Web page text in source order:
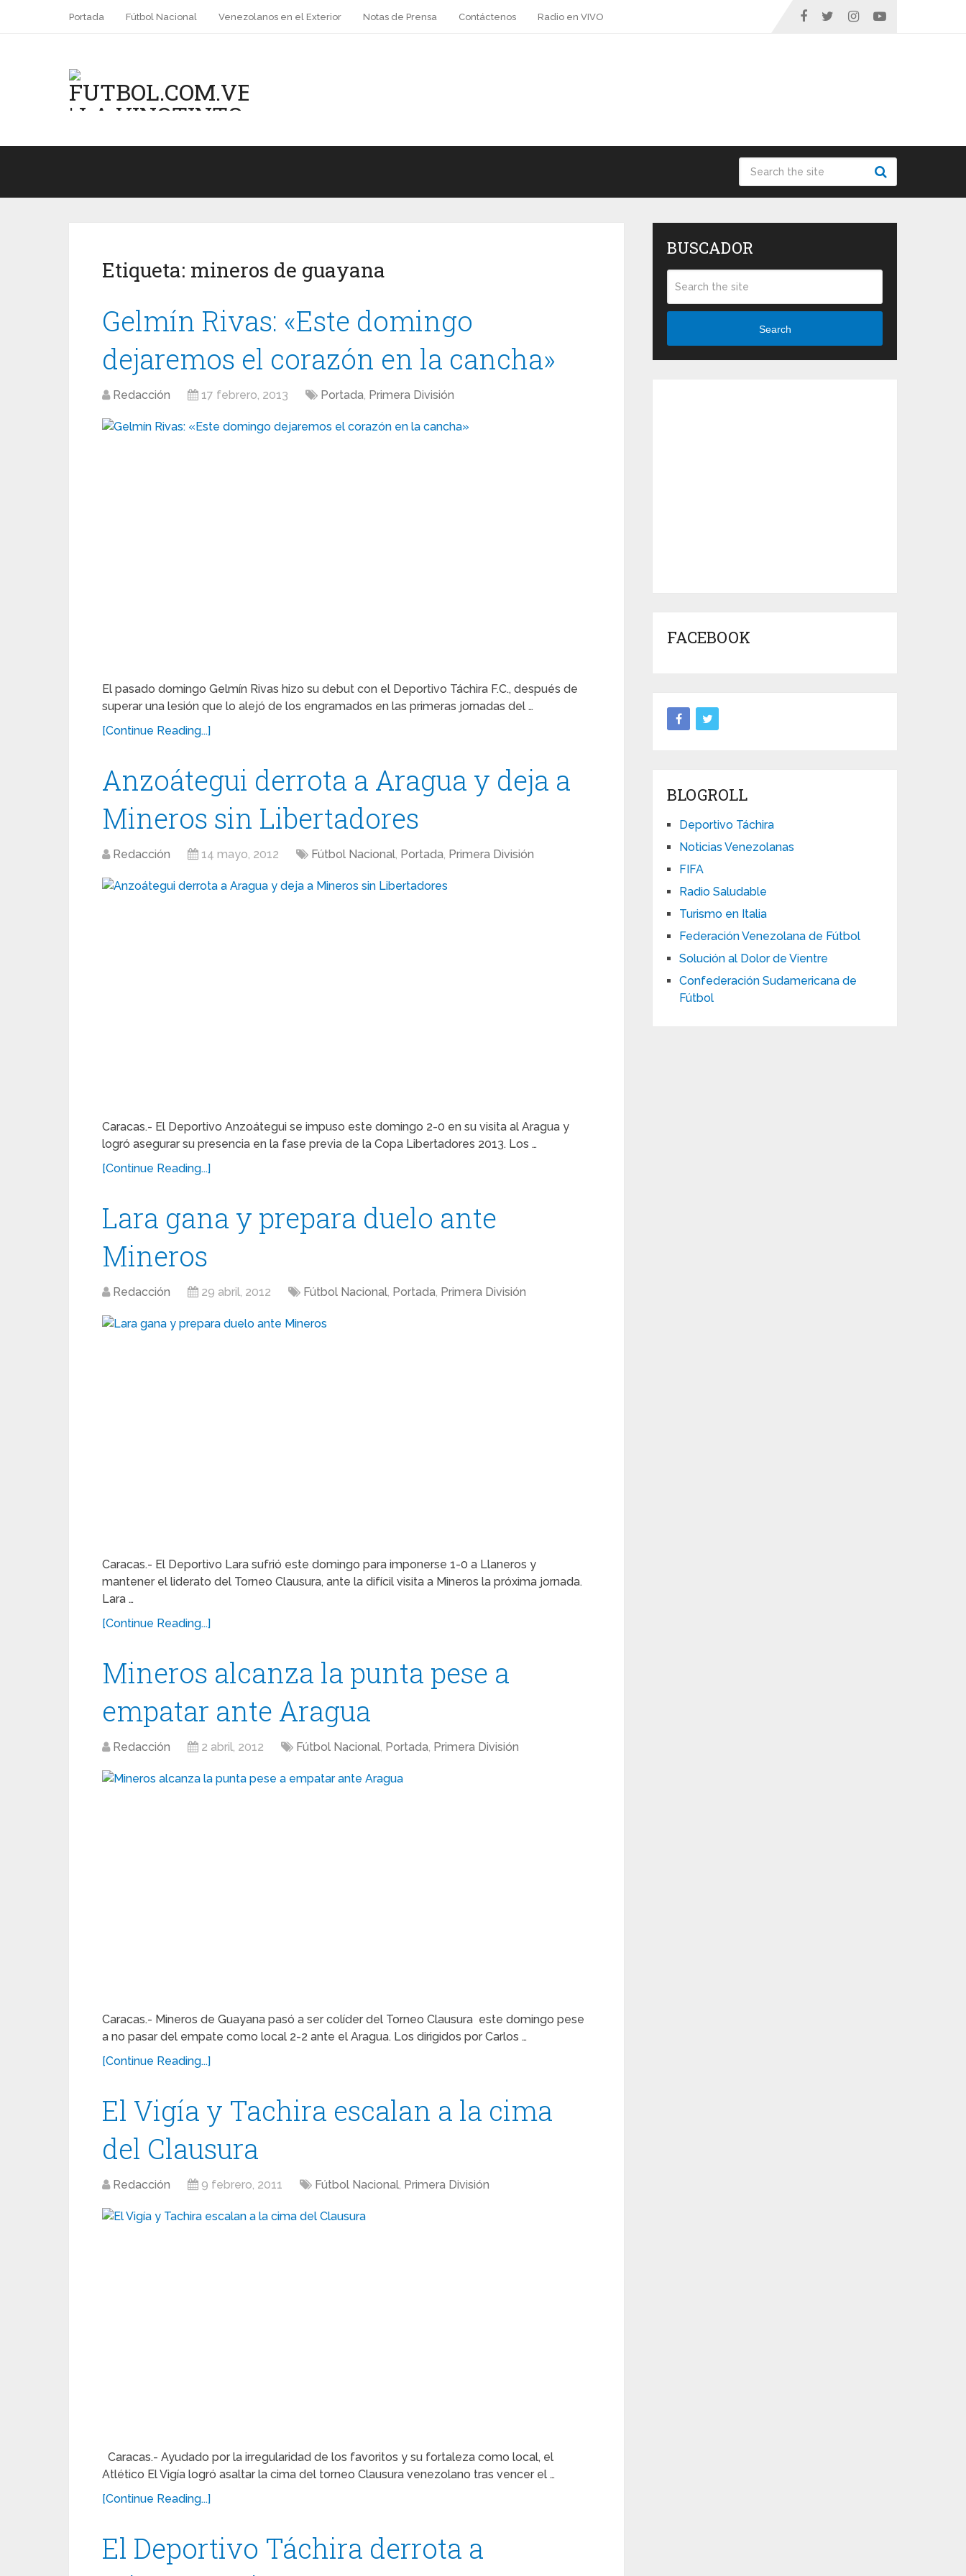
Portada Fútbol Nacional Venezolanos en el Exterior Notas de Prensa Contáctenos Radio en VIVO
Etiqueta: mineros de guayana
Gelmín Rivas: «Este domingo
dejaremos el corazón en la cancha»
Redacción 17 febrero, 2013 Portada, Primera División
El pasado domingo Gelmín Rivas hizo su debut con el Deportivo Táchira F.C., después de
superar una lesión que lo alejó de los engramados en las primeras jornadas del …
[Continue Reading...]
Anzoátegui derrota a Aragua y deja a
Mineros sin Libertadores
Redacción 14 mayo, 2012 Fútbol Nacional, Portada, Primera División
Caracas.- El Deportivo Anzoátegui se impuso este domingo 2-0 en su visita al Aragua y
logró asegurar su presencia en la fase previa de la Copa Libertadores 2013. Los …
[Continue Reading...]
Lara gana y prepara duelo ante
Mineros
Redacción 29 abril, 2012 Fútbol Nacional, Portada, Primera División
Caracas.- El Deportivo Lara sufrió este domingo para imponerse 1-0 a Llaneros y
mantener el liderato del Torneo Clausura, ante la difícil visita a Mineros la próxima jornada.
Lara …
[Continue Reading...]
Mineros alcanza la punta pese a
empatar ante Aragua
Redacción 2 abril, 2012 Fútbol Nacional, Portada, Primera División
Caracas.- Mineros de Guayana pasó a ser colíder del Torneo Clausura este domingo pese
a no pasar del empate como local 2-2 ante el Aragua. Los dirigidos por Carlos …
[Continue Reading...]
El Vigía y Tachira escalan a la cima
del Clausura
Redacción 9 febrero, 2011 Fútbol Nacional, Primera División
Caracas.- Ayudado por la irregularidad de los favoritos y su fortaleza como local, el
Atlético El Vigía logró asaltar la cima del torneo Clausura venezolano tras vencer el …
[Continue Reading...]
El Deportivo Táchira derrota a
BUSCADOR
Search
FACEBOOK
BLOGROLL
Deportivo Táchira
Noticias Venezolanas
FIFA
Radio Saludable
Turismo en Italia
Federación Venezolana de Fútbol
Solución al Dolor de Vientre
Confederación Sudamericana de
Fútbol